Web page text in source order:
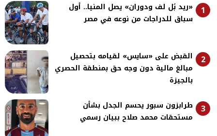
1
«ريد بُل لف ودوران» يصل المنيا.. أول
سباق للدراجات من نوعه في مصر
2
القبض على «سايس» لقيامه بتحصيل
مبالغ مالية دون وجه حق بمنطقة الحصري
بالجيزة
3
طرابزون سبور يحسم الجدل بشأن
مستحقات محمد صلاح ببيان رسمي